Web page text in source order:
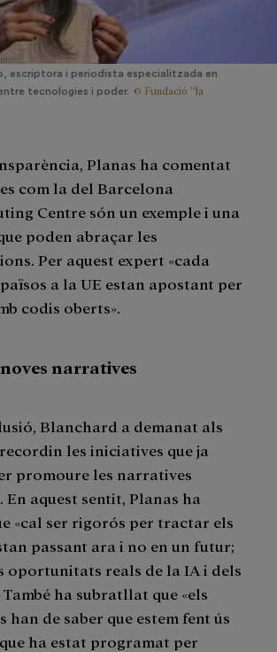
escriptora i periodista especialitzada en
tecnologies i poder. © Fundació ”la
Planas ha comentat
com la del Barcelona
Centre són un exemple i una
poden abraçar les
Per aquest expert «cada
a la UE estan apostant per
codis oberts».
narratives
Blanchard a demanat als
les iniciatives que ja
promoure les narratives
aquest sentit, Planas ha
«cal ser rigorós per tractar els
passant ara i no en un futur;
oportunitats reals de la IA i dels
ha subratllat que «els
han de saber que estem fent ús
ha estat programat per